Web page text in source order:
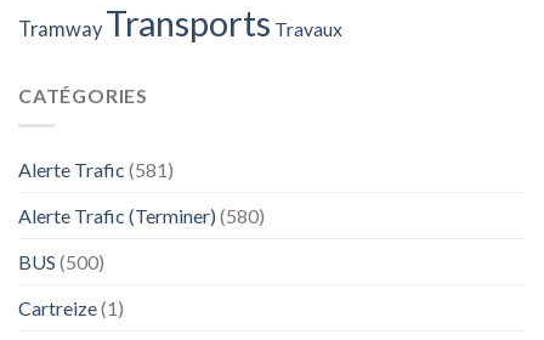
Tramway Transports Travaux
CATÉGORIES
Alerte Trafic (581)
Alerte Trafic (Terminer) (580)
BUS (500)
Cartreize(1)